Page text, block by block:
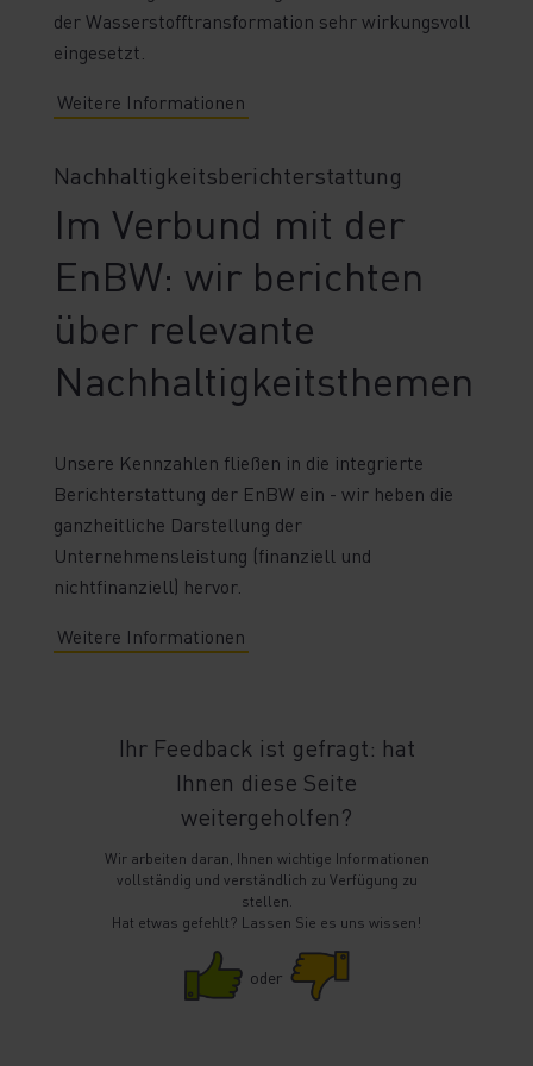
der Wasserstofftransformation sehr wirkungsvoll
eingesetzt.
Weitere Informationen
Nachhaltigkeitsberichterstattung
Im Verbund mit der
EnBW: wir berichten
über relevante
Nachhaltigkeitsthemen
Unsere Kennzahlen fließen in die integrierte
Berichterstattung der EnBW ein - wir heben die
ganzheitliche Darstellung der
Unternehmensleistung (finanziell und
nichtfinanziell) hervor.
Weitere Informationen
Ihr Feedback ist gefragt: hat
Ihnen diese Seite
weitergeholfen?
Wir arbeiten daran, Ihnen wichtige Informationen
vollständig und verständlich zu Verfügung zu
stellen.
Hat etwas gefehlt? Lassen Sie es uns wissen!
oder